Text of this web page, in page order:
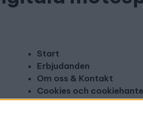
Start
Erbjudanden
Om oss & Kontakt
Cookies och
Copyright och disclaimer